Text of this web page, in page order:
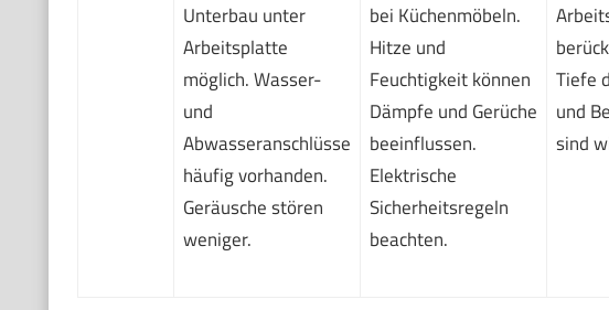
Unterbau unter
Arbeitsplatte
möglich. Wasser-
und
Abwasseranschlüsse
häufig vorhanden.
Geräusche stören
weniger.
bei Küchenmöbeln.
Hitze und
Feuchtigkeit können
Dämpfe und Gerüche
beeinflussen.
Elektrische
Sicherheitsregeln
beachten.
Tiefe
und
sind